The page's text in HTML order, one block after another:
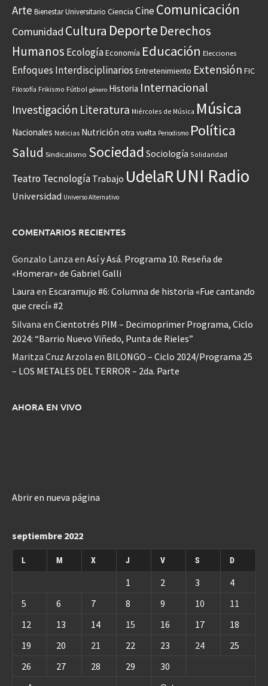
Arte Bienestar Universitario Ciencia CineComunicación
Comunidad Cultura Deporte Derechos
Humanos EcologíaEconomía Educación Elecciones
Enfoques Interdisciplinarios Entretenimiento Extensión FIC
Filosofía Frikismo Fútbol género Historia Internacional
Investigación Literatura Miércoles de Música Música
Nacionales Noticias Nutrición otra vuelta Periodismo Política
Salud Sindicalismo Sociedad Sociología Solidaridad
Teatro Tecnología Trabajo UdelaRUNI Radio
Universidad Universo Alternativo
COMENTARIOS RECIENTES
Gonzalo Lanza en Así y Asá. Programa 10. Reseña de
«Homerar» de Gabriel Galli
Laura en Escaramujo #6: Columna de historia «Fue cantando
que crecí» #2
Silvana en Cientotrés PIM – Decimoprimer Programa, Ciclo
2024: “Barrio Nuevo Viñedo, Punta de Rieles”
Maritza Cruz Arzola en BILONGO – Ciclo 2024/Programa 25
– LOS METALES DEL TERROR – 2da. Parte
AHORA EN VIVO
Abrir en nueva página
septiembre 2022
L M X J V S D
1 2 3
4
5
6 7 8 9 10
11
12
13 14 15 16 17
18
19
20 21 22 23 24
25
26
27 28 29 30